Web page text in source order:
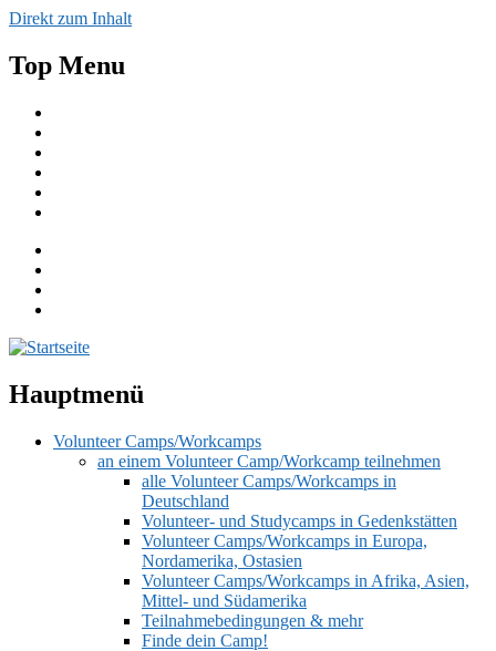
Direkt zum Inhalt
Top Menu
Hauptmenü
Volunteer Camps/Workcamps
an einem Volunteer Camp/Workcamp teilnehmen
alle Volunteer Camps/Workcamps in
Deutschland
Volunteer- und Studycamps in Gedenkstätten
Volunteer Camps/Workcamps in Europa,
Nordamerika, Ostasien
Volunteer Camps/Workcamps in Afrika, Asien,
Mittel- und Südamerika
Teilnahmebedingungen & mehr
Finde dein Camp!